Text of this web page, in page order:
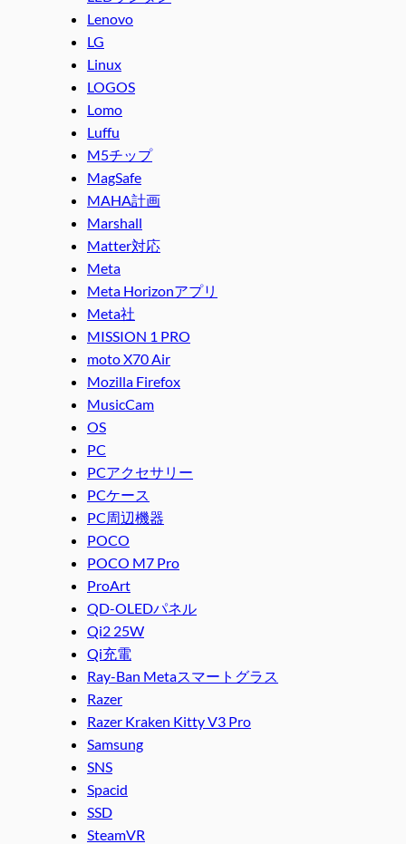
Lenovo
LG
Linux
LOGOS
Lomo
Luffu
M5チップ
MagSafe
MAHA計画
Marshall
Matter対応
Meta
Meta Horizonアプリ
Meta社
MISSION 1 PRO
moto X70 Air
Mozilla Firefox
MusicCam
OS
PC
PCアクセサリー
PCケース
PC周辺機器
POCO
POCO M7 Pro
ProArt
QD-OLEDパネル
Qi2 25W
Qi充電
Ray-Ban Metaスマートグラス
Razer
Razer Kraken Kitty V3 Pro
Samsung
SNS
Spacid
SSD
SteamVR